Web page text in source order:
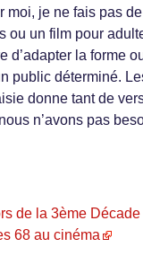
moi, je ne fais pas
ou un film pour
d’adapter la forme
public déterminé.
donne tant de
n’avons pas
de la 3ème
68 au cinéma